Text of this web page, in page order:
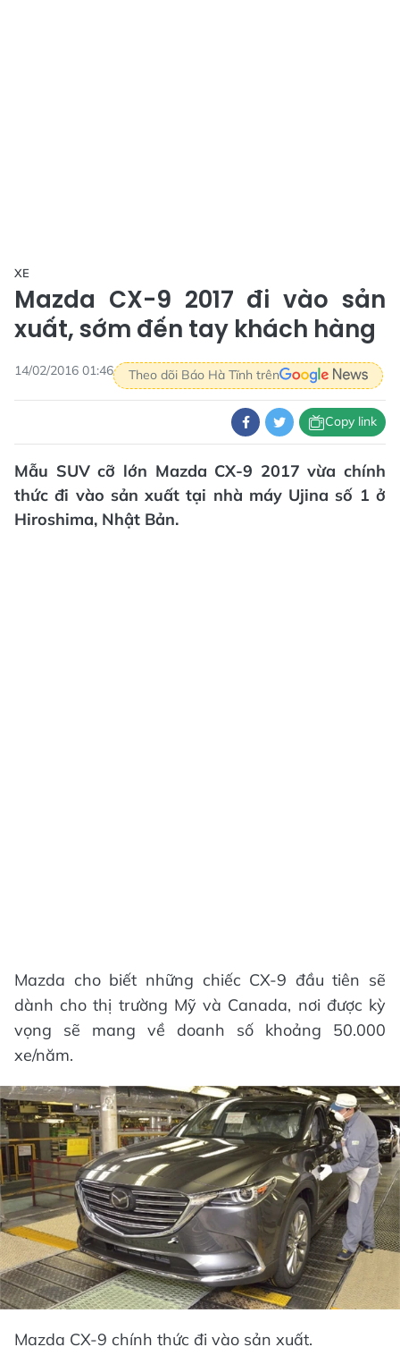
XE
Mazda CX-9 2017 đi vào sản
xuất, sớm đến tay khách hàng
14/02/2016 01:46 Theo dõi Báo Hà Tĩnh trên
Copy link
Mẫu SUV cỡ lớn Mazda CX-9 2017 vừa chính
thức đi vào sản xuất tại nhà máy Ujina số 1 ở
Hiroshima, Nhật Bản.
Mazda cho biết những chiếc CX-9 đầu tiên sẽ
dành cho thị trường Mỹ và Canada, nơi được kỳ
vọng sẽ mang về doanh số khoảng 50.000
xe/năm.
Mazda CX-9 chính thức đi vào sản xuất.